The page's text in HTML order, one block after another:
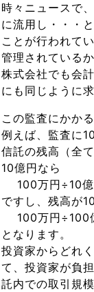
時々ニュースで
に流用し・・・
ことが行われて
管理されている
株式会社でも会
にも同じように
この監査にかか
例えば、監査に
信託の残高（全
10億円なら
100万円÷10億
ですし、残高が
100万円÷100
となります。
投資家からどれ
て、投資家が負
託内での取引規